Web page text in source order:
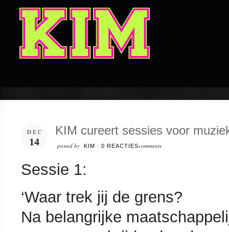
DEC
14
KIM cureert sessies voor
posted by KIM / 0 REACTIEScomments
Sessie 1:
‘Waar trek jij de grens?
Na belangrijke